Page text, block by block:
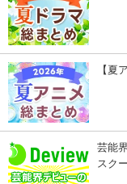
【夏
芸能
スク